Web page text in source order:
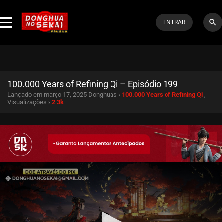
ENTRAR search
100.000 Years of Refining Qi – Episódio 199
Lançado em março 17, 2025 Donghuas › 100.000 Years of Refining Qi
Visualizações › 2.3k